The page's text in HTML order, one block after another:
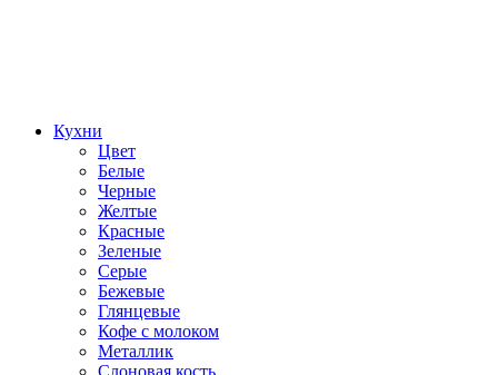
Кухни
Цвет
Белые
Черные
Желтые
Красные
Зеленые
Серые
Бежевые
Глянцевые
Кофе с молоком
Металлик
Слоновая кость